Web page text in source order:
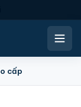
cấp